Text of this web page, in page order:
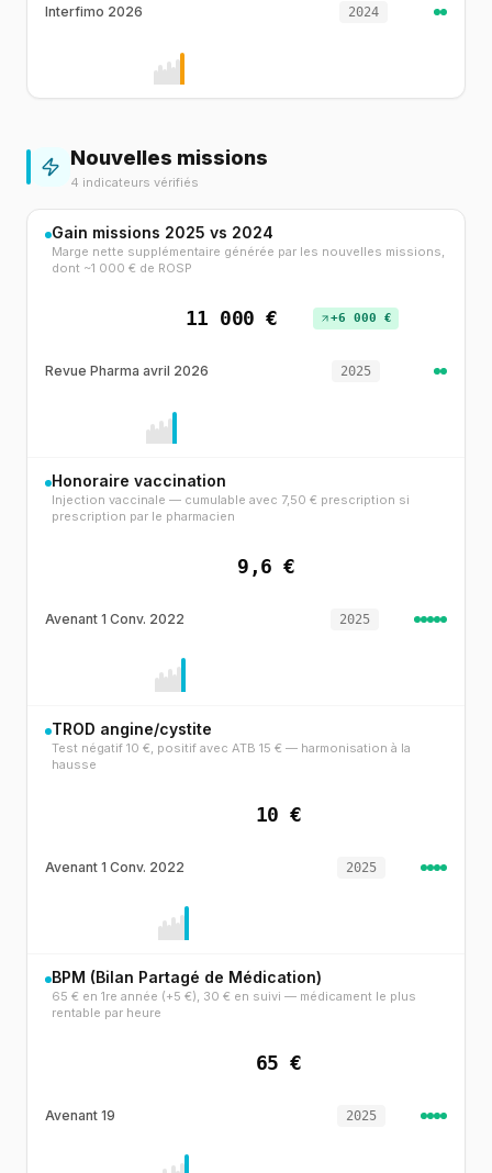
Interfimo 2026 2024
Nouvelles missions
4 indicateurs vérifiés
Gain missions 2025 vs 2024
Marge nette supplémentaire générée par les nouvelles missions,
dont ~1 000 € de ROSP
11 000 € +6 000 €
Revue Pharma avril 2026 2025
Honoraire vaccination
Injection vaccinale — cumulable avec 7,50 € prescription si
prescription par le pharmacien
9,6 €
Avenant 1 Conv. 2022 2025
TROD angine/cystite
Test négatif 10 €, positif avec ATB 15 € — harmonisation à la
hausse
10 €
Avenant 1 Conv. 2022 2025
BPM (Bilan Partagé de Médication)
65 € en 1re année (+5 €), 30 € en suivi — médicament le plus
rentable par heure
65 €
Avenant 19 2025